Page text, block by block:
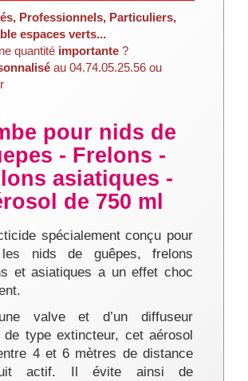
Professionnels, Particuliers,
espaces verts...
quantité importante ?
au 04.74.05.25.56 ou
pour nids de
- Frelons -
asiatiques -
de 750 ml
spécialement conçu pour
les nids de guêpes, frelons
et asiatiques a un effet choc
valve et d’un diffuseur
de type extincteur, cet aérosol
4 et 6 mètres de distance
actif. Il évite ainsi de